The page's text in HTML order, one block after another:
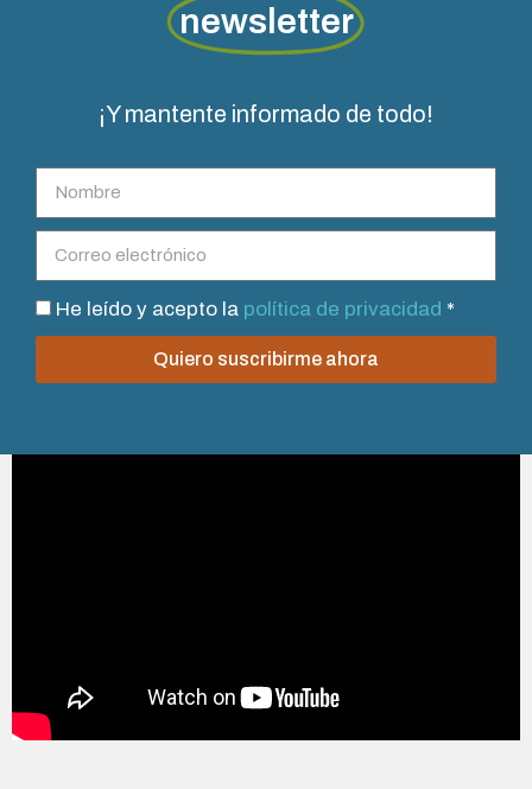
newsletter
¡Y mantente informado de todo!
He leído y acepto la política de privacidad *
Quiero suscribirme ahora